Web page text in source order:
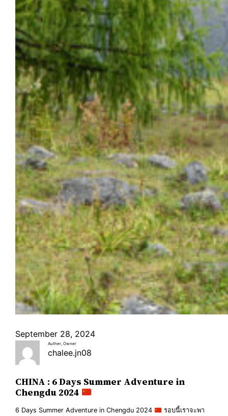
September 28, 2024
Auther, Owner
chalee.jn08
CHINA : 6 Days Summer Adventure in
Chengdu 2024
6 Days Summer Adventure in Chengdu 2024
รอบนี้เราจะพา